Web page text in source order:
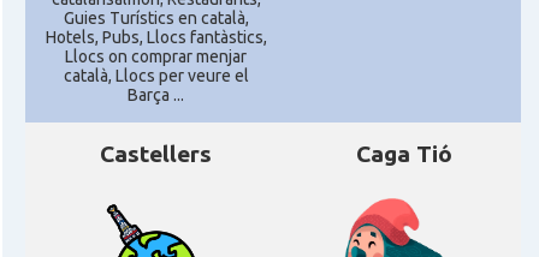
CAMON Catalans a Newcastle upon Tyne
CAMON
CAMON Catalans a Portsmouth
Guies Turístics en català,
Hotels, Pubs, Llocs fantàstics,
Llocs on comprar menjar
català, Llocs per veure el
Barça ...
Castellers Caga Tió